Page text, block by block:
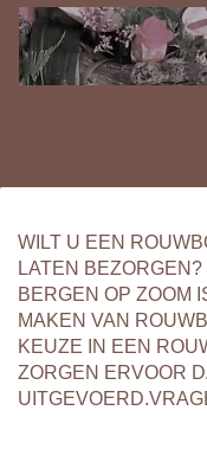
WILT U EEN
LATEN BEZORGEN?
BERGEN OP ZOOM
MAKEN VAN
KEUZE IN EEN
ZORGEN ERVOOR